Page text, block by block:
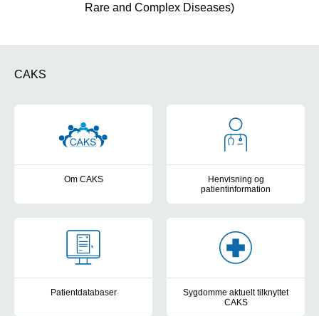
Rare and Complex Diseases)
CAKS
Om CAKS
Information og kontaktoplysninger Information in English
Henvisning og
patientinformation
Patientdatabaser
Sygdomme aktuelt tilknyttet
CAKS